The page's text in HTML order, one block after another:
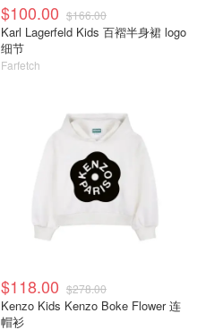
$100.00 $166.00
Karl Lagerfeld Kids 百褶半身裙 logo
细节
Farfetch
$118.00 $278.00
Kenzo Kids Kenzo Boke Flower 连
帽衫